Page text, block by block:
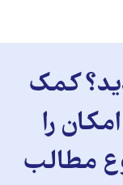
کمک
را
مطالب